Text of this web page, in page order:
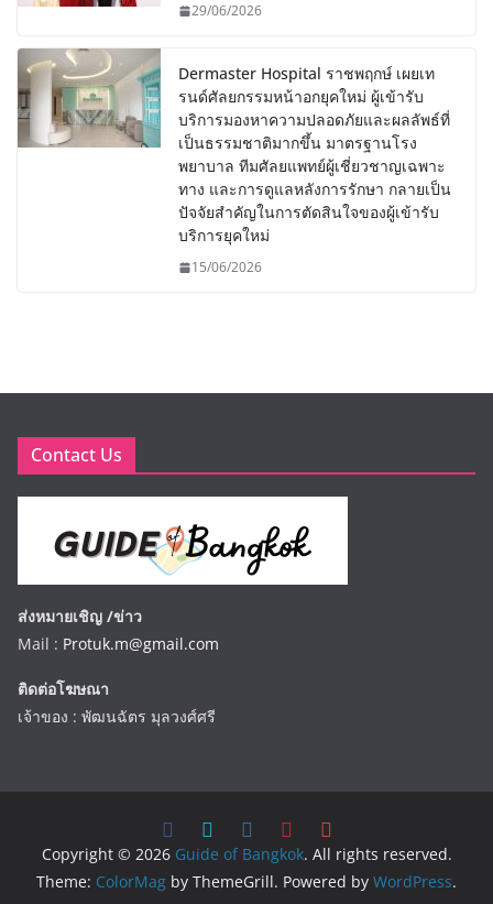
29/06/2026
Dermaster Hospital ราชพฤกษ์ เผยเท
รนด์ศัลยกรรมหน้าอกยุคใหม่ ผู้เข้ารับ
บริการมองหาความปลอดภัยและผลลัพธ์ที่
เป็นธรรมชาติมากขึ้น มาตรฐานโรง
พยาบาล ทีมศัลยแพทย์ผู้เชี่ยวชาญเฉพาะ
ทาง และการดูแลหลังการรักษา กลายเป็น
ปัจจัยสำคัญในการตัดสินใจของผู้เข้ารับ
บริการยุคใหม่
15/06/2026
Contact Us
ส่งหมายเชิญ /ข่าว
Mail : Protuk.m@gmail.com
ติดต่อโฆษณา
เจ้าของ : พัฒนฉัตร มุลวงศ์ศรี
Copyright © 2026 Guide of Bangkok. All rights reserved.
Theme: ColorMag by ThemeGrill. Powered by WordPress.